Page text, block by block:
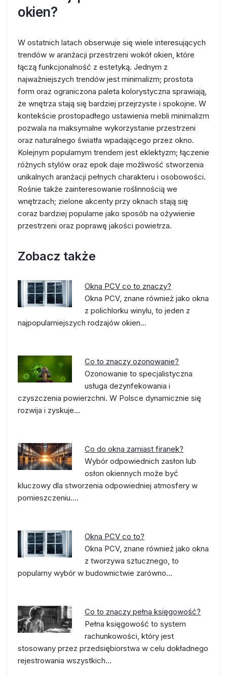
okien?
W ostatnich latach obserwuje się wiele interesujących
trendów w aranżacji przestrzeni wokół okien, które
łączą funkcjonalność z estetyką. Jednym z
najważniejszych trendów jest minimalizm; prostota
form oraz ograniczona paleta kolorystyczna sprawiają,
że wnętrza stają się bardziej przejrzyste i spokojne. W
kontekście prostopadłego ustawienia mebli minimalizm
pozwala na maksymalne wykorzystanie przestrzeni
oraz naturalnego światła wpadającego przez okno.
Kolejnym popularnym trendem jest eklektyzm; łączenie
różnych stylów oraz epok daje możliwość stworzenia
unikalnych aranżacji pełnych charakteru i osobowości.
Rośnie także zainteresowanie roślinnością we
wnętrzach; zielone akcenty przy oknach stają się
coraz bardziej popularne jako sposób na ożywienie
przestrzeni oraz poprawę jakości powietrza.
Zobacz także
Okna PCV co to znaczy?
Okna PCV, znane również jako okna
z polichlorku winylu, to jeden z
najpopularniejszych rodzajów okien…
Co to znaczy ozonowanie?
Ozonowanie to specjalistyczna
usługa dezynfekowania i
czyszczenia powierzchni. W Polsce dynamicznie się
rozwija i zyskuje…
Co do okna zamiast firanek?
Wybór odpowiednich zasłon lub
osłon okiennych może być
kluczowy dla stworzenia odpowiedniej atmosfery w
pomieszczeniu.…
Okna PCV co to?
Okna PCV, znane również jako okna
z tworzywa sztucznego, to
popularny wybór w budownictwie zarówno…
Co to znaczy pełna księgowość?
Pełna księgowość to system
rachunkowości, który jest
stosowany przez przedsiębiorstwa w celu dokładnego
rejestrowania wszystkich…